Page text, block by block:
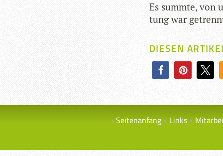
Es summte, von
tung war
DIESEN
Seitenanfang Links